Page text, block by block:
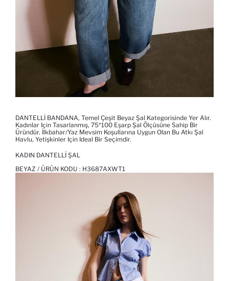
DANTELLİ BANDANA, Temel Çeşit Beyaz Şal Kategorisinde Yer Alır.
Kadınlar Için Tasarlanmış, 75*100 Eşarp Şal Ölçüsüne Sahip Bir
Üründür. İlkbahar/Yaz Mevsim Koşullarına Uygun Olan Bu Atkı Şal
Havlu, Yetişkinler Için Ideal Bir Seçimdir.
KADIN DANTELLI ŞAL
BEYAZ / ÜRÜN KODU : H3687AXWT1